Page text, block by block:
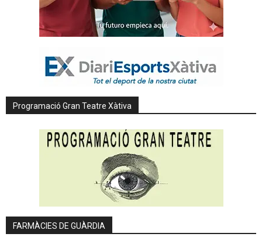
Programació Gran Teatre Xàtiva
FARMÀCIES DE GUÀRDIA